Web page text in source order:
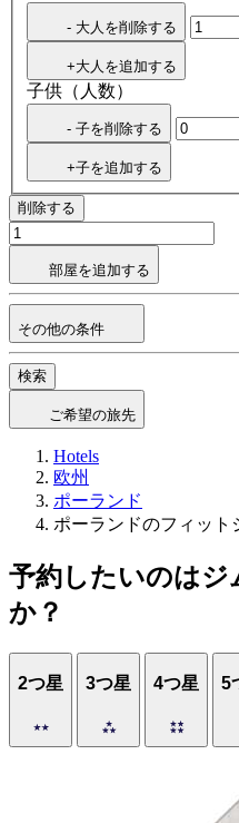
- 大人を削除する
+大人を追加する
子供（人数）
- 子を削除する
+子を追加する
削除する
部屋を追加する
その他の条件
検索
ご希望の旅先
Hotels
欧州
ポーランド
ポーランドのフィット
予約したいのは
か？
2つ星 3つ星 4つ星 5